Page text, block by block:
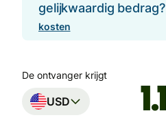
gelijkwaardig bedrag?
kosten
De ontvanger krijgt
USD